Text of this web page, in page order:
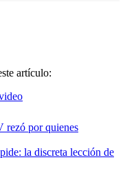
artículo:
rezó por quienes
la discreta lección de